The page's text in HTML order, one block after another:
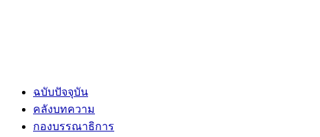
ฉบับปัจจุบัน
คลังบทความ
กองบรรณาธิการ